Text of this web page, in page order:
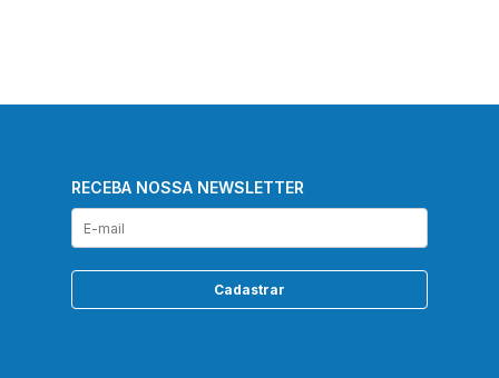
RECEBA NOSSA NEWSLETTER
Cadastrar